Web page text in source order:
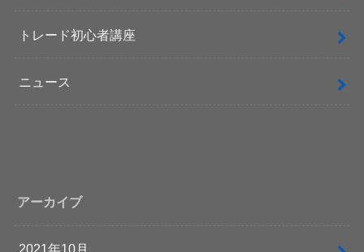
トレード初心者講座
ニュース
アーカイブ
2021年10月